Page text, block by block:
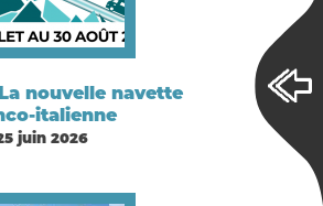
nouvelle navette
italienne
juin 2026